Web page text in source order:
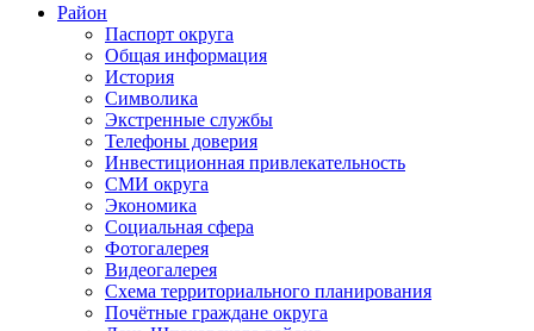
Район
Паспорт округа
Общая информация
История
Символика
Экстренные службы
Телефоны доверия
Инвестиционная привлекательность
СМИ округа
Экономика
Социальная сфера
Фотогалерея
Видеогалерея
Схема территориального планирования
Почётные граждане округа